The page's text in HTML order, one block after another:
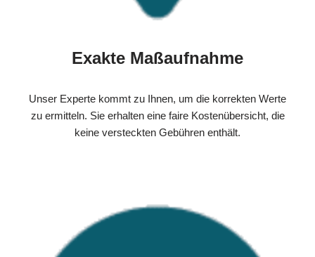
Exakte Maßaufnahme
Unser Experte kommt zu Ihnen, um die korrekten Werte
zu ermitteln. Sie erhalten eine faire Kostenübersicht, die
keine versteckten Gebühren enthält.